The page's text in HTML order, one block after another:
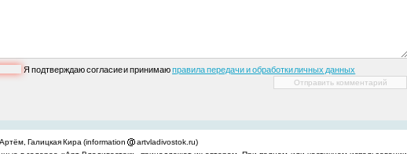
Я подтверждаю согласие и принимаюправила передачи и обработки личных данных
Галицкая Кира (information
artvladivostok.ru)